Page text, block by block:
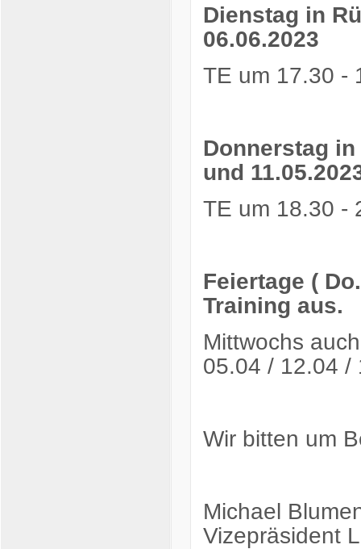
Dienstag in
06.06.2023
TE um 17.30 -
Donnerstag in
und
TE um 18.30 -
Feiertage (
Training aus.
Mittwochs
05.04 / 12.04 /
Wir bitten um
Michael
Vizepräsident